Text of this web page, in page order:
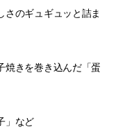
さのギュギュッと詰ま
焼きを巻き込んだ「蛋
」など